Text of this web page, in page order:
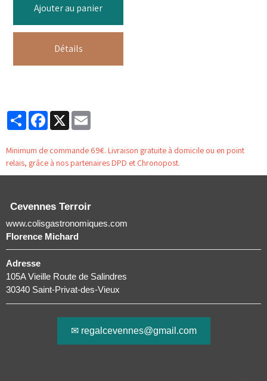
Ajouter au panier
Détails
PartagerFacebook
X
Minimum de commande 69€. Livraison gratuite à domicile ou en point
relais, grâce à nos partenaires DPD et Chronopost.
Cevennes Terroir
www.colisgastronomiques.com
Florence Michard
Adresse
105A Vieille Route de Salindres
30340 Saint-Privat-des-Vieux
✉ regalcevennes@gmail.com